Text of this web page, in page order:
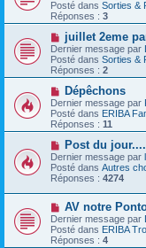
e
s
s
a
g
e
v
e
a
u
m
e
s
s
a
g
e
Posté dans Sorties &
Réponses : 3
N
o
u
v
e
a
u
m
e
s
s
a
g
e
juillet 2eme
Dernier message par
Posté dans Sorties &
Réponses : 2
N
o
u
v
e
a
u
m
e
s
s
a
g
e
Dépêchons
Dernier message par
Posté dans ERIBA
Réponses : 11
N
o
u
v
e
a
u
m
e
s
Post du
Dernier message par
Posté dans Autres
Réponses : 4274
N
o
u
v
AV notre
Dernier message par
Posté dans ERIBA Troll
Réponses : 4